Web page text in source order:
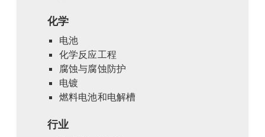
化学
电池
化学反应工程
腐蚀与腐蚀防护
电镀
燃料电池和电解槽
行业